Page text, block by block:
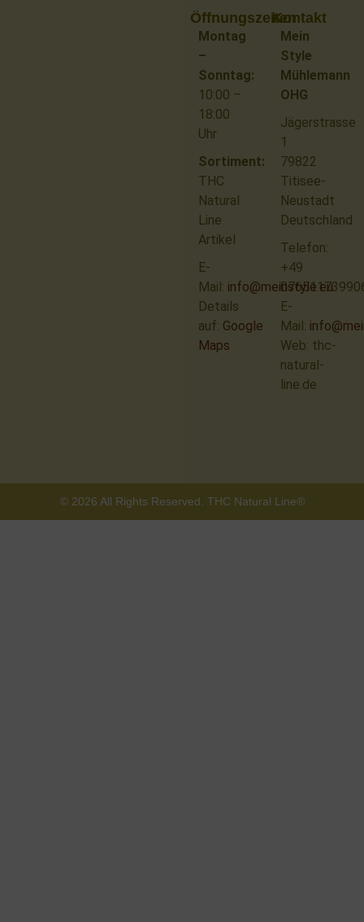
Kontakt
Mein
Style
Mühlemann
OHG
Jägerstrasse
1
79822
Titisee-
Neustadt
Deutschland
Telefon:
+49
E-
Mail:
Web: thc-
natural-
line.de
Öffnungszeiten
Montag
–
Sonntag:
10:00 –
18:00
Uhr
Sortiment:
THC
Natural
Line
Artikel
E-
Mail: info@meinstyle.eu
Details
auf: Google
Maps
© 2026 All Rights Reserved. THC Natural Line®